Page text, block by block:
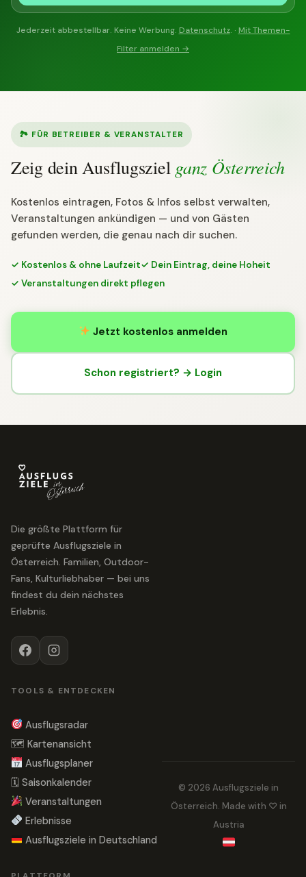
Jederzeit abbestellbar. Keine Werbung. Datenschutz. · Mit Themen-
Filter anmelden →
🏞 FÜR BETREIBER & VERANSTALTER
Zeig dein Ausflugsziel ganz Österreich
Kostenlos eintragen, Fotos & Infos selbst verwalten,
Veranstaltungen ankündigen — und von Gästen
gefunden werden, die genau nach dir suchen.
✓ Kostenlos & ohne Laufzeit✓ Dein Eintrag, deine Hoheit
✓ Veranstaltungen direkt pflegen
Jetzt kostenlos anmelden
Schon registriert? → Login
Die größte Plattform für
geprüfte Ausflugsziele in
Österreich. Familien, Outdoor-
Fans, Kulturliebhaber — bei uns
findest du dein nächstes
Erlebnis.
TOOLS & ENTDECKEN
Ausflugsradar
🗺 Kartenansicht
Ausflugsplaner
🗓 Saisonkalender
Veranstaltungen
Erlebnisse
Ausflugsziele in Deutschland
© 2026 Ausflugsziele in
Österreich. Made with ♡ in
Austria